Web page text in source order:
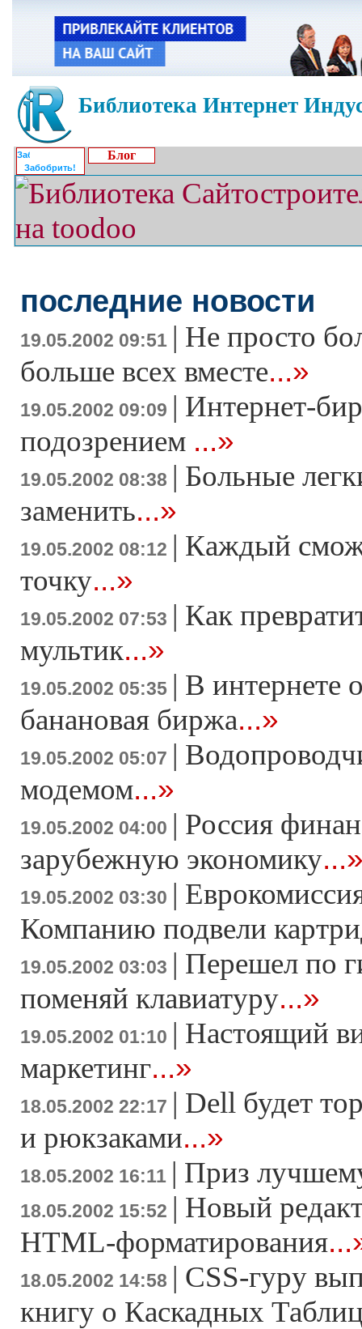
Библиотека Интернет
Забобрить!
Блог
последние новости
19.05.2002 09:51 | Не просто
больше всех вместе...»
19.05.2002 09:09 | Интернет-
подозрением ...»
19.05.2002 08:38 | Больные
заменить...»
19.05.2002 08:12 | Каждый
точку...»
19.05.2002 07:53 | Как
мультик...»
19.05.2002 05:35 | В интернете
банановая биржа...»
19.05.2002 05:07 |
модемом...»
19.05.2002 04:00 | Россия
зарубежную экономику
19.05.2002 03:30 |
Компанию подвели
19.05.2002 03:03 | Перешел по
поменяй клавиатуру...»
19.05.2002 01:10 | Настоящий
маркетинг...»
18.05.2002 22:17 | Dell будет
и рюкзаками...»
18.05.2002 16:11 | Приз
18.05.2002 15:52 | Новый
HTML-форматирования
18.05.2002 14:58 | СSS-гуру
книгу о Каскадных